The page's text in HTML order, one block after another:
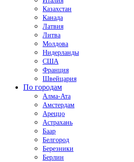
Казахстан
Канада
Латвия
Литва
Молдова
Нидерланды
США
Франция
Швейцария
По городам
Алма-Ата
Амстердам
Ареццо
Астрахань
Баар
Белгород
Березники
Берлин